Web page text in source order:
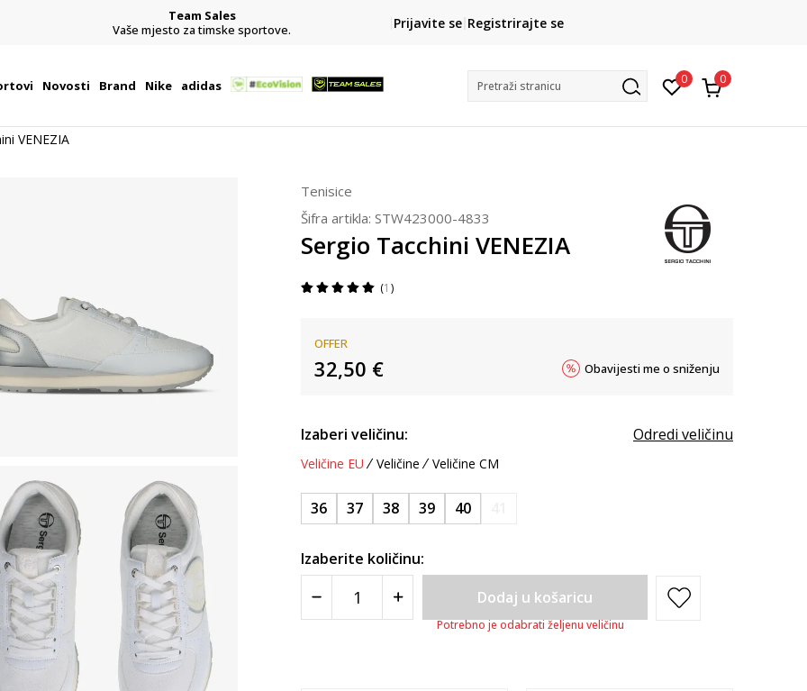
Team Sales
Vaše mjesto za timske sportove.
CLICK& COLLECT
besplatno preuzimanje u trgovini
Prijavite se Registrirajte se
Novosti Brand Nike adidas Pretraži stranicu 0 0
VENEZIA
Tenisice
Šifra artikla: STW423000-4833
Sergio Tacchini VENEZIA
1
OFFER
32,50 € Obavijesti me o sniženju
Izaberi veličinu: Odredi veličinu
Veličine EU Veličine Veličine CM
36 37 38 39 40
Izaberite količinu:
Dodaj u košaricu
Potrebno je odabrati željenu veličinu